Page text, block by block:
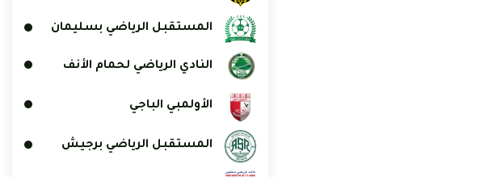
المستقبل الرياضي بسليمان
النادي الرياضي لحمام الأنف
الأولمبي الباجي
المستقبل الرياضي برجيش